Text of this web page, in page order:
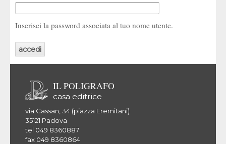
Inserisci la password associata al tuo nome utente.
IL POLIGRAFO
casa editrice
via Cassan, 34 (piazza Eremitani)
35121 Padova
tel 049 8360887
fax 049 8360864